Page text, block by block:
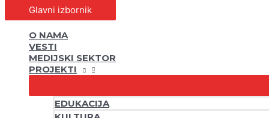
Glavni izbornik
O NAMA
VESTI
MEDIJSKI SEKTOR
PROJEKTI
EDUKACIJA